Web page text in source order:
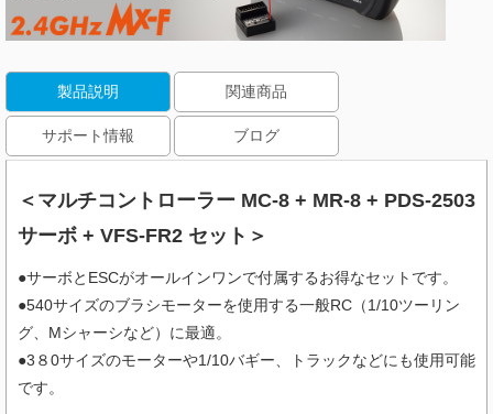
製品説明 関連商品
サポート情報 ブログ
＜マルチコントローラー MC-8 + MR-8 + PDS-2503
サーボ + VFS-FR2 セット＞
●サーボとESCがオールインワンで付属するお得なセットです。
●540サイズのブラシモーターを使用する一般RC（1/10ツーリン
グ、Mシャーシなど）に最適。
●3８0サイズのモーターや1/10バギー、トラックなどにも使用可能
です。